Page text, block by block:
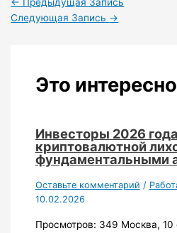
Следующая Запись →
Это интересно
Инвесторы 2026
криптовалютной
фундаментальными
Оставьте комментарий /
10.02.2026
Просмотров: 349 Москва, 10